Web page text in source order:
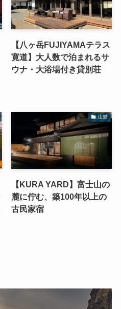
【八ヶ岳FUJIYAMAテラス
寛道】大人数で泊まれるサ
ウナ・大浴場付き貸別荘
山梨
【KURA YARD】富士山の
麓に佇む、築100年以上の
古民家宿